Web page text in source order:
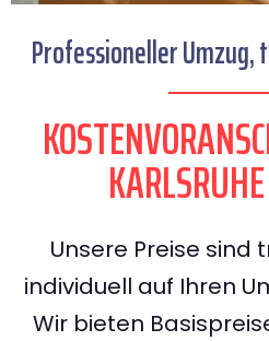
Professioneller
Unsere Preise sind
individuell auf Ihren
Wir bieten